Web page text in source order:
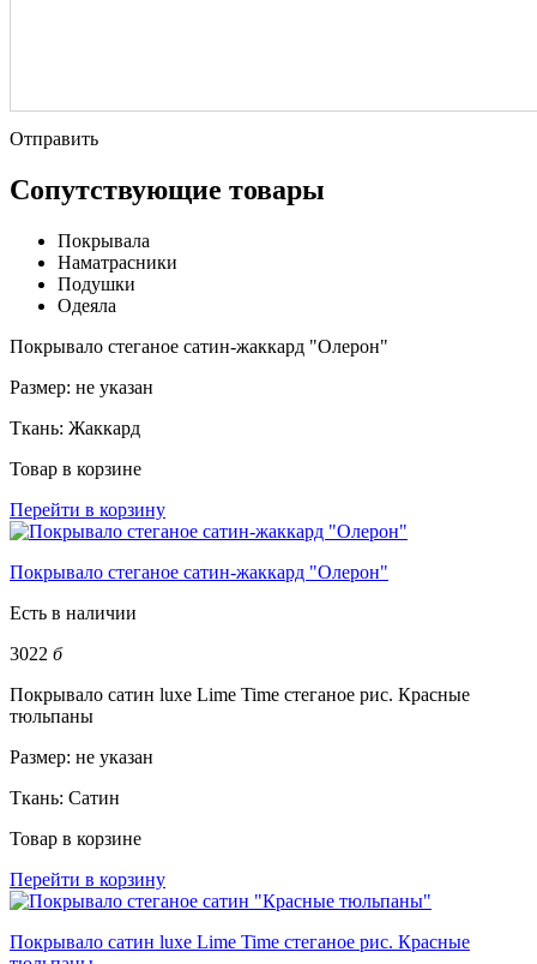
Отправить
Сопутствующие товары
Покрывала
Наматрасники
Подушки
Одеяла
Покрывало стеганое сатин-жаккард "Олерон"
Размер: не указан
Ткань: Жаккард
Товар в корзине
Перейти в корзину
Покрывало стеганое сатин-жаккард "Олерон"
Есть в наличии
3022 б
Покрывало сатин luxe Lime Time стеганое рис. Красные
тюльпаны
Размер: не указан
Ткань: Сатин
Товар в корзине
Перейти в корзину
Покрывало сатин luxe Lime Time стеганое рис. Красные